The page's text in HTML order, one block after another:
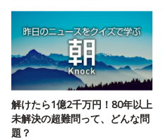
解けたら1億2千万円！80年以上
未解決の超難問って、どんな問
題？